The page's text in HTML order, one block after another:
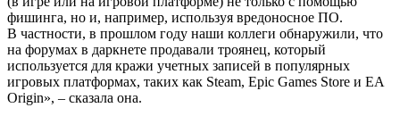
фишинга, но и, например, используя вредоносное ПО.
В частности, в прошлом году наши коллеги обнаружили, что
на форумах в даркнете продавали троянец, который
используется для кражи учетных записей в популярных
игровых платформах, таких как Steam, Epic Games Store и EA
Origin», – сказала она.